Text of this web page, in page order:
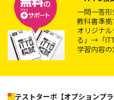
一問一答
教科書準
オリジナ
る」→「
学習内容の
テストターボ【オプションプラ